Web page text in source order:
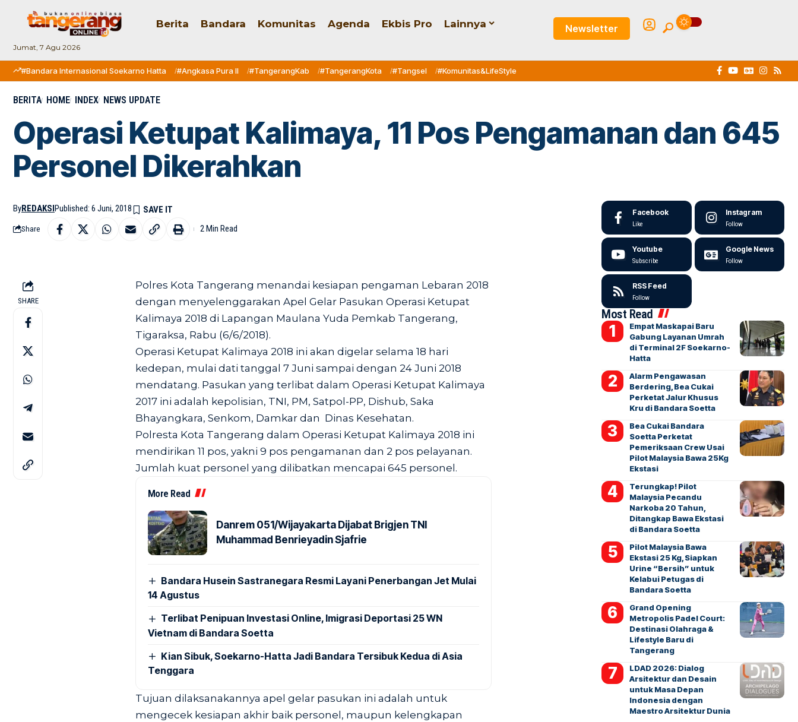
Jumat, 7 Agu 2026
Berita Bandara Komunitas Agenda Ekbis Pro Lainnya Newsletter
#Bandara Internasional Soekarno Hatta #Angkasa Pura II #TangerangKab #TangerangKota #Tangsel #Komunitas&LifeStyle
BERITA HOME INDEX NEWS UPDATE
Operasi Ketupat Kalimaya, 11 Pos Pengamanan dan 645
Personel Dikerahkan
ByREDAKSIPublished: 6 Juni, 2018
Share 2 Min Read
SHARE
Polres Kota Tangerang menandai kesiapan pengaman Lebaran 2018
dengan menyelenggarakan Apel Gelar Pasukan Operasi Ketupat
Kalimaya 2018 di Lapangan Maulana Yuda Pemkab Tangerang,
Tigaraksa, Rabu (6/6/2018).
Operasi Ketupat Kalimaya 2018 ini akan digelar selama 18 hari
kedepan, mulai dati tanggal 7 Juni sampai dengan 24 Juni 2018
mendatang. Pasukan yang terlibat dalam Operasi Ketupat Kalimaya
2017 ini adalah kepolisian, TNI, PM, Satpol-PP, Dishub, Saka
Bhayangkara, Senkom, Damkar dan Dinas Kesehatan.
Polresta Kota Tangerang dalam Operasi Ketupat Kalimaya 2018 ini
mendirikan 11 pos, yakni 9 pos pengamanan dan 2 pos pelayanan.
Jumlah kuat personel yang dilibatkan mencapai 645 personel.
More Read
Danrem 051/Wijayakarta Dijabat Brigjen TNI
Muhammad Benrieyadin Sjafrie
Bandara Husein Sastranegara Resmi Layani Penerbangan Jet Mulai
14 Agustus
Terlibat Penipuan Investasi Online, Imigrasi Deportasi 25 WN
Vietnam di Bandara Soetta
Kian Sibuk, Soekarno-Hatta Jadi Bandara Tersibuk Kedua di Asia
Tenggara
Tujuan dilaksanakannya apel gelar pasukan ini adalah untuk
mengecek kesiapan akhir baik personel, maupun kelengkapan
Facebook
Like
Instagram
Follow
Youtube
Subscribe
Google News
Follow
RSS Feed
Follow
Most Read
Empat Maskapai Baru
Gabung Layanan Umrah
di Terminal 2F Soekarno-
Hatta
Alarm Pengawasan
Berdering, Bea Cukai
Perketat Jalur Khusus
Kru di Bandara Soetta
Bea Cukai Bandara
Soetta Perketat
Pemeriksaan Crew Usai
Pilot Malaysia Bawa 25Kg
Ekstasi
Terungkap! Pilot
Malaysia Pecandu
Narkoba 20 Tahun,
Ditangkap Bawa Ekstasi
di Bandara Soetta
Pilot Malaysia Bawa
Ekstasi 25 Kg, Siapkan
Urine “Bersih” untuk
Kelabui Petugas di
Bandara Soetta
Grand Opening
Metropolis Padel Court:
Destinasi Olahraga &
Lifestyle Baru di
Tangerang
LDAD 2026: Dialog
Arsitektur dan Desain
untuk Masa Depan
Indonesia dengan
Maestro Arsitektur Dunia